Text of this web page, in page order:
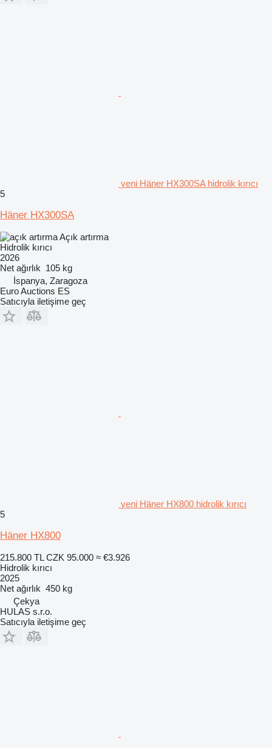
yeni Häner HX300SA hidrolik kırıcı
5
Häner HX300SA
Açık artırma
Hidrolik kırıcı
2026
Net ağırlık 105 kg
İspanya, Zaragoza
Euro Auctions ES
Satıcıyla iletişime geç
yeni Häner HX800 hidrolik kırıcı
5
Häner HX800
215.800 TL CZK 95.000 ≈ €3.926
Hidrolik kırıcı
2025
Net ağırlık 450 kg
Çekya
HULAS s.r.o.
Satıcıyla iletişime geç